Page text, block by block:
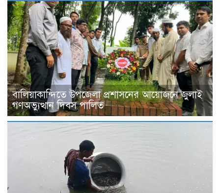
বালিয়াকান্দিতে উপজেলা প্রশাসনের আয়োজনে জুলাই
গণঅভ্যুত্থান দিবস পালিত